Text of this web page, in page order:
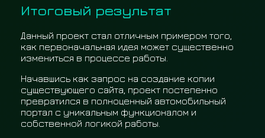
Итоговый результат
Данный проект стал отличным примером того,
как первоначальная идея может существенно
измениться в процессе работы.
Начавшись как запрос на создание копии
существующего сайта, проект постепенно
превратился в полноценный автомобильный
портал с уникальным функционалом и
собственной логикой работы.